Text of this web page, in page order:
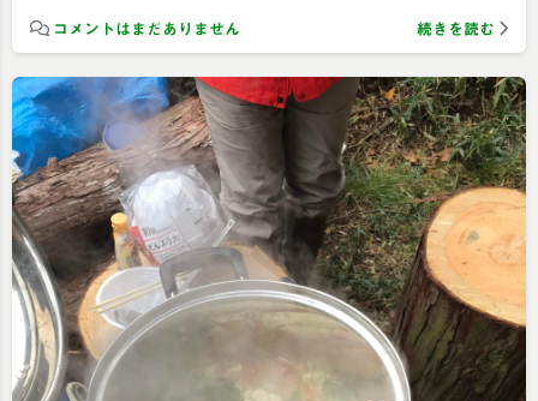
コメントはまだありません 続きを読む